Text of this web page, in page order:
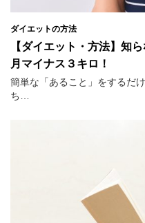
ダイエットの方法
【ダイエット・方法】知
月マイナス３キロ！
簡単な「あること」をするだ
ち…